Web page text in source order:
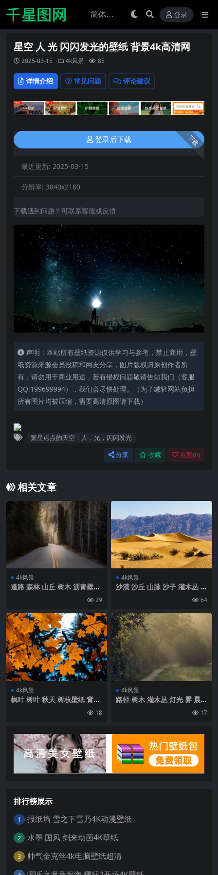
登录
星空 人 光 闪闪发光的壁纸 背景4k高清网
2025-03-15 4k风景 85
详情介绍 常见问题 评论建议
下载
登录后下载
最近更新: 2025-03-15
分辨率: 3840x2160
下载遇到问题？可联系客服或反馈
声明：本站所有壁纸资源仅供学习与参考，禁止商用，壁
纸资源来源会员投稿和网友分享，图片版权归原创作者所
有，请勿用于商业用途，若有侵权问题敬请告知我们（客服
QQ:199699994），我们会尽快处理。（为了减轻网站负担
所有图片均被压缩，需要高清原图请下载）
繁星点点的天空，人，光，闪闪发光
分享 收藏 点赞(0)
相关文章
4k风景
道路 森林 山丘 树木 沥青壁纸
29
4k风景
沙漠 沙丘 山脉 沙子 灌木丛 自
64
4k风景
枫叶 树叶 秋天 树枝壁纸 背景
18
4k风景
路径 树木 灌木丛 灯光 雾 晨间
17
排行榜展示
1 报纸墙 雪之下雪乃4K动漫壁纸
2 水墨 国风 剑来动画4K壁纸
3 帅气金克丝4k电脑壁纸超清